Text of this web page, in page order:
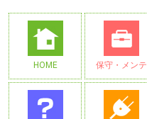
HOME 保守・メンテ